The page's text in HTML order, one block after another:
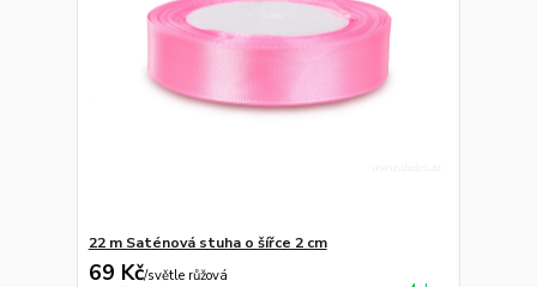
22 m Saténová stuha o šířce 2 cm
69 Kč/světle růžová